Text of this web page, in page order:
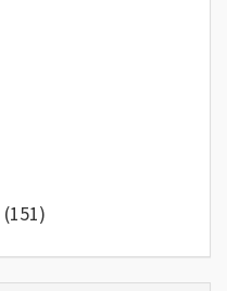
(151)